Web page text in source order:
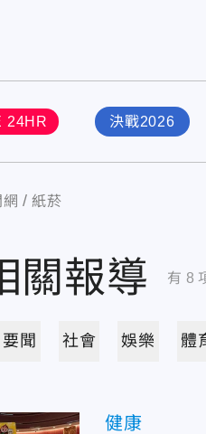
24HR 決戰2026
紙菸
關報導 有 8
要聞 社會 娛樂 體
健康